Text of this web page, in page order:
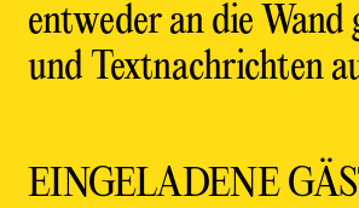
entweder an die
und Textnachrichten
EINGELADENE